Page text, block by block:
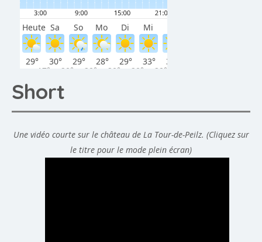
Short
Une vidéo courte sur le château de La Tour-de-Peilz. (Cliquez sur
le titre pour le mode plein écran)